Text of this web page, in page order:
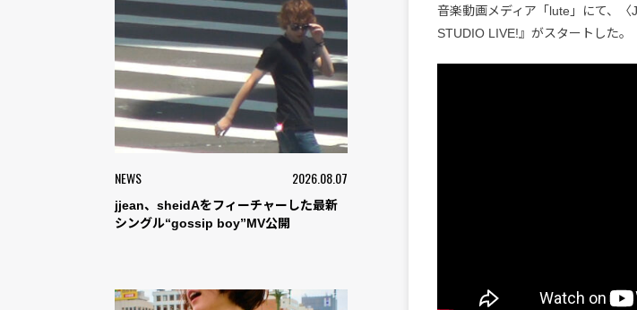
NEWS 2026.08.07
jjean、sheidAをフィーチャーした最新
シングル“gossip boy”MV公開
音楽動画メディア「lute」にて、
STUDIO LIVE!』がスタートした。